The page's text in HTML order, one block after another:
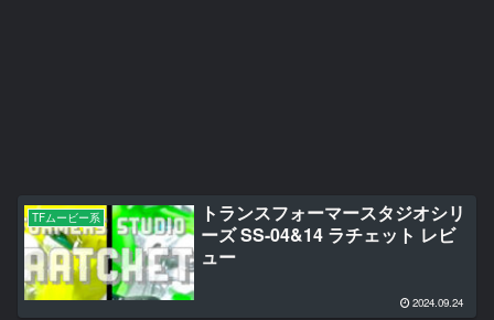
TFムービー系
トランスフォーマースタジオシリ
ーズ SS-04&14 ラチェット レビ
ュー
2024.09.24